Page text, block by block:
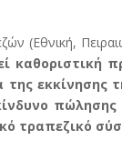
(Εθνική,
καθοριστική
εκκίνησης
τραπεζικό